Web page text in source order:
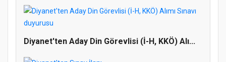
Doğanyol'da Temel Dini Bilgiler Sınavı
Gerçekleştirildi
Diyanet'ten Aday Din Görevlisi (İ-H, KKÖ) Alı...